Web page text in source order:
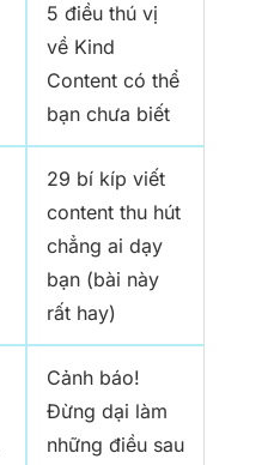
5 điều thú vị
về Kind
Content có thể
bạn chưa biết
29 bí kíp viết
content thu hút
chẳng ai dạy
bạn (bài này
rất hay)
Cảnh báo!
Đừng dại làm
những điều sau